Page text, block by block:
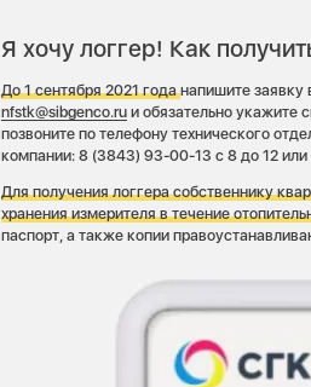
Я хочу логгер! Как
До 1 сентября 2021 годанапишите заявку
nfstk@sibgenco.ru и обязательно укажите
позвоните по телефону технического
компании: 8 (3843) 93-00-13 с 8 до 12 или
Для получения логгера собственнику
хранения измерителя в течение
паспорт, а также копии